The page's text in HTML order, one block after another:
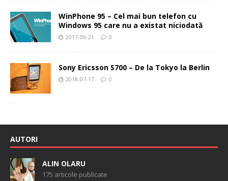
WinPhone 95 – Cel mai bun telefon cu
Windows 95 care nu a existat niciodată
2017-09-21 0
Sony Ericsson S700 – De la Tokyo la Berlin
2018-07-17 0
AUTORI
ALIN OLARU
175 articole publicate